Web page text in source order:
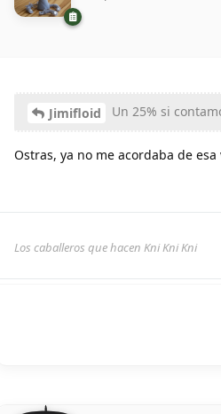
Jimifloid Un 25% si
Ostras, ya no me acordaba de esa
Los caballeros que hacen Kni Kni Kni